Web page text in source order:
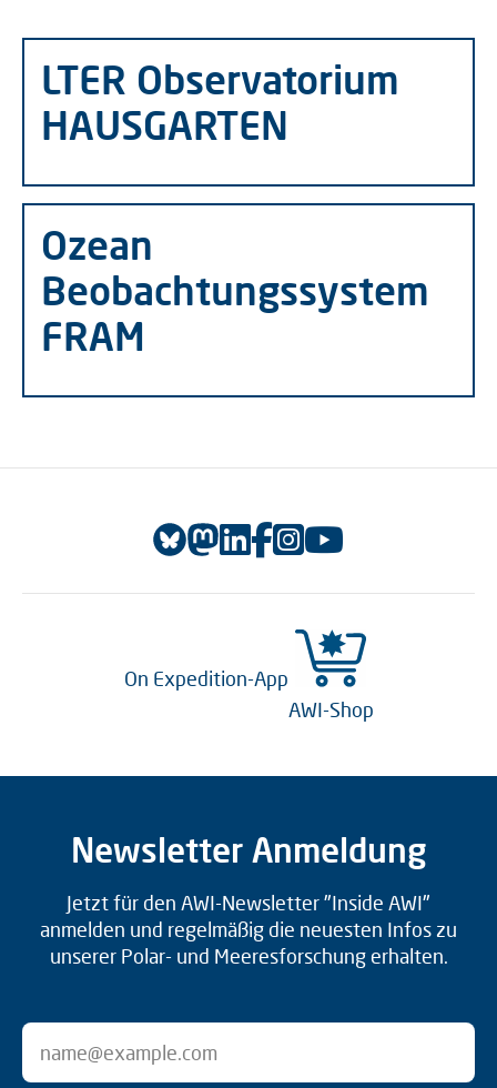
LTER Observatorium
HAUSGARTEN
Ozean
Beobachtungssystem
FRAM
On Expedition-App
AWI-Shop
Newsletter Anmeldung
Jetzt für den AWI-Newsletter "Inside AWI"
anmelden und regelmäßig die neuesten Infos zu
unserer Polar- und Meeresforschung erhalten.